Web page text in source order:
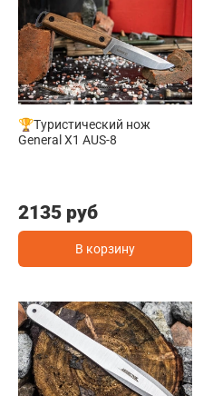
🏆Туристический нож
General X1 AUS-8
2135 руб
В корзину